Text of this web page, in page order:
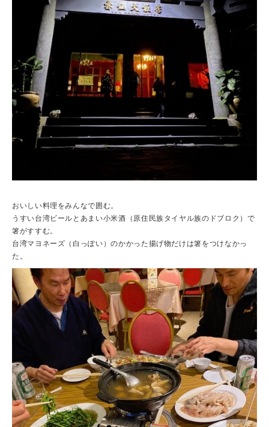
おいしい料理をみんなで囲む。
うすい台湾ビールとあまい小米酒（原住民族タイヤル族のドブロク）で
箸がすすむ。
台湾マヨネーズ（白っぽい）のかかった揚げ物だけは箸をつけなかっ
た。